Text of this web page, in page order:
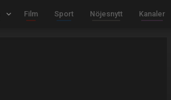
keyboard_arrow_down Film Sport Nöjesnytt Kanaler